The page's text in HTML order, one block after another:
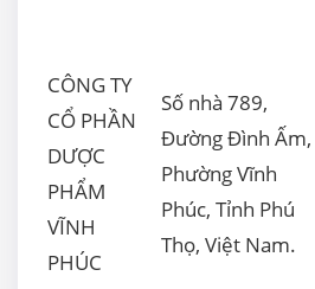
CÔNG TY
CỔ PHẦN
DƯỢC
PHẨM
VĨNH
PHÚC
Số nhà 789,
Đường Đình Ấm,
Phường Vĩnh
Phúc, Tỉnh Phú
Thọ, Việt Nam.